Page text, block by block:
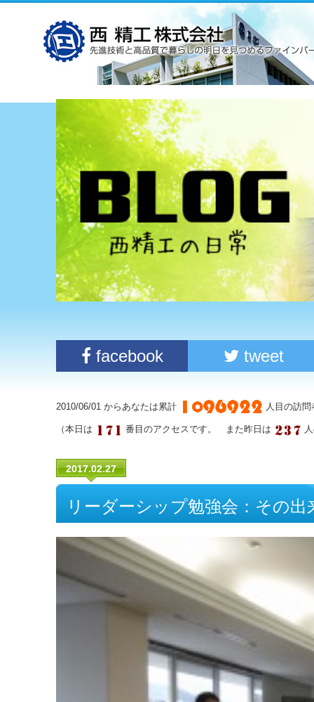
facebook tweet
2010/06/01 からあなたは累計 人目の訪
（本日は 番目のアクセスです。 また昨日は
2017.02.27
リーダーシップ勉強会：その